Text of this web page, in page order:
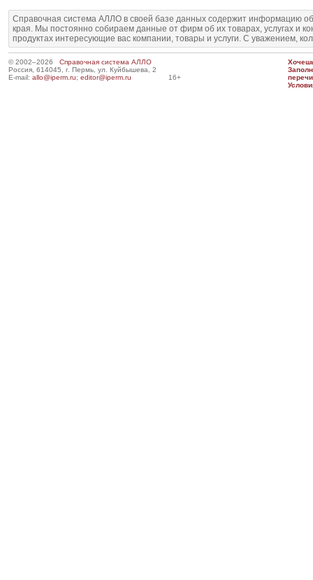
Справочная система АЛЛО в своей базе данных содержит информацию
края. Мы постоянно собираем данные от фирм об их товарах, услугах и
продуктах интересующие вас компании, товары и услуги. С уважением,
© 2002–2026 Справочная система АЛЛО
Россия, 614045, г. Пермь, ул. Куйбышева, 2
E-mail: allo@iperm.ru; editor@iperm.ru 16+